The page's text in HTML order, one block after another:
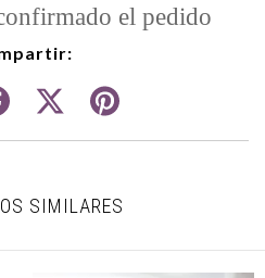
el pedido
SIMILARES